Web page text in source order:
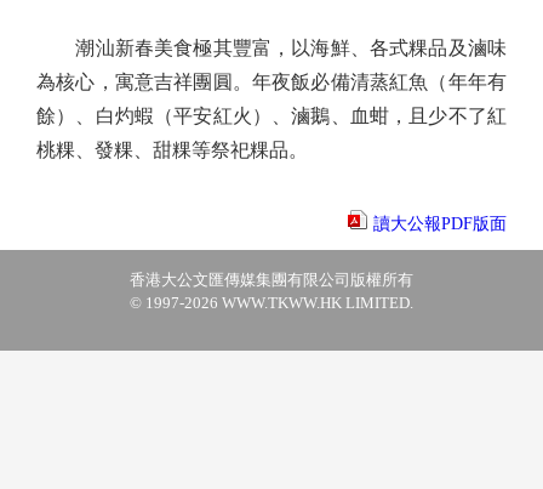
潮汕新春美食極其豐富，以海鮮、各式粿品及滷味
為核心，寓意吉祥團圓。年夜飯必備清蒸紅魚（年年有
餘）、白灼蝦（平安紅火）、滷鵝、血蚶，且少不了紅
桃粿、發粿、甜粿等祭祀粿品。
讀大公報PDF版面
香港大公文匯傳媒集團有限公司版權所有
© 1997-2026 WWW.TKWW.HK LIMITED.